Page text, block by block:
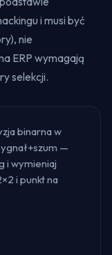
i musi być
nie
ERP wymagają
selekcji.
binarna w
—
i wymieniaj
i punkt na